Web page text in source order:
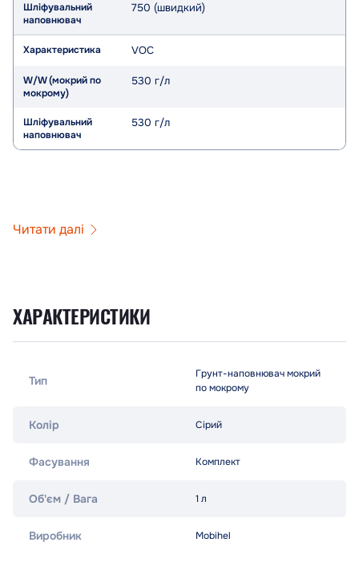
750 (швидкий)
VOC
530 г/л
530 г/л
Читати далі
ХАРАКТЕРИСТИКИ
Тип
Грунт-наповнювач мокрий
по мокрому
Колір Сірий
Фасування Комплект
Об'єм / Вага 1 л
Виробник Mobihel